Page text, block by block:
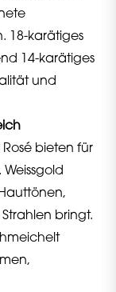
18-karätiges
14-karätiges
und
bieten für
bringt.